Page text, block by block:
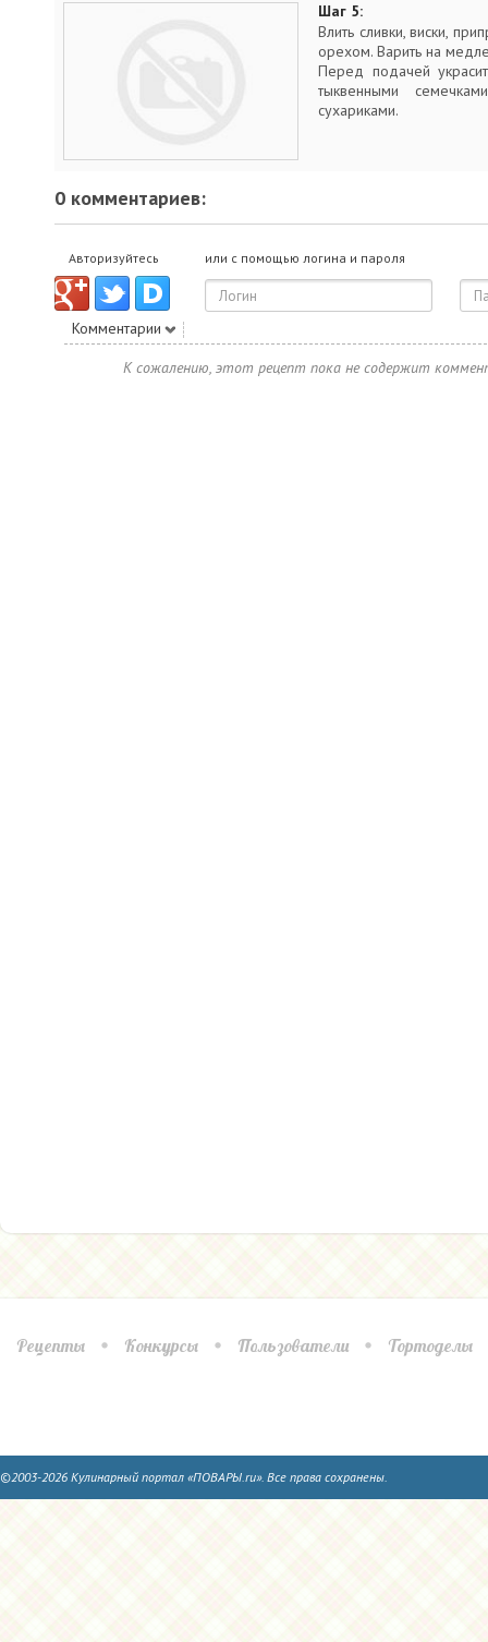
Шаг 5:
Влить сливки, виски,
орехом. Варить на
Перед подачей
тыквенными
сухариками.
0 комментариев:
Авторизуйтесь или с помощью логина и пароля
Комментарии
К сожалению, этот рецепт пока не содержит
Рецепты Конкурсы Пользователи Тортоделы
©2003-2026 Кулинарный портал «ПОВАРЫ.ru». Все права сохранены.